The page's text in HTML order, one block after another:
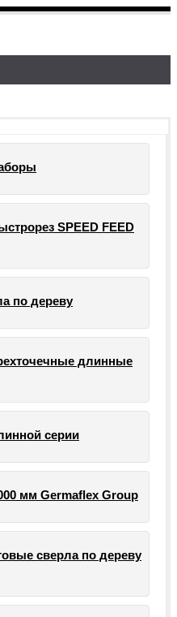
SPEED FEED
по дереву
длинные
серии
мм Germaflex Group
сверла по дереву